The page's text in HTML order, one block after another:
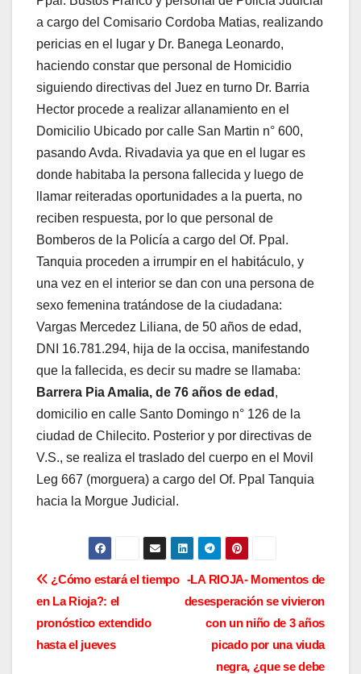
a cargo del Comisario Cordoba Matias, realizando
pericias en el lugar y Dr. Banega Leonardo,
haciendo constar que personal de Homicidio
siguiendo directivas del Juez en turno Dr. Barria
Hector procede a realizar allanamiento en el
Domicilio Ubicado por calle San Martin n° 600,
pasando Avda. Rivadavia ya que en el lugar es
donde habitaba la persona fallecida y luego de
llamar reiteradas oportunidades a la puerta, no
reciben respuesta, por lo que personal de
Bomberos de la Policía a cargo del Of. Ppal.
Tanquia proceden a irrumpir en el habitáculo, y
una vez en el interior se dan con una persona de
sexo femenina tratándose de la ciudadana:
Vargas Mercedez Liliana, de 50 años de edad,
DNI 16.781.294, hija de la occisa, manifestando
que la fallecida, es decir su madre se llamaba:
Barrera Pia Amalia, de 76 años de edad ,
domicilio en calle Santo Domingo n° 126 de la
ciudad de Chilecito. Posterior y por directivas de
V.S., se realiza el traslado del cuerpo en el Movil
Leg 667 (morguera) a cargo del Of. Ppal Tanquia
hacia la Morgue Judicial.
N
a
v
-LA RIOJA- Momentos de
desesperación se vivieron
con un niño de 3 años
picado por una viuda
negra, ¿que se debe
¿Cómo estará el tiempo
en La Rioja?: el
pronóstico extendido
hasta el jueves